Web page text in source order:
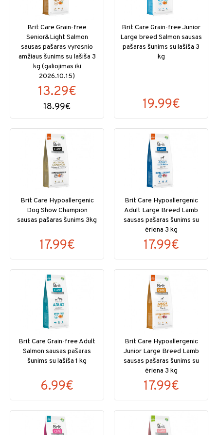
Brit Care Grain-free
Senior&Light Salmon
sausas pašaras vyresnio
amžiaus šunims su lašiša 3
kg (galiojimas iki
2026.10.15)
13.29€
18.99€
Brit Care Grain-free Junior
Large breed Salmon sausas
pašaras šunims su lašiša 3
kg
19.99€
Brit Care Hypoallergenic
Dog Show Champion
sausas pašaras šunims 3kg
17.99€
Brit Care Hypoallergenic
Adult Large Breed Lamb
sausas pašaras šunims su
ėriena 3 kg
17.99€
Brit Care Grain-free Adult
Salmon sausas pašaras
šunims su lašiša 1 kg
6.99€
Brit Care Hypoallergenic
Junior Large Breed Lamb
sausas pašaras šunims su
ėriena 3 kg
17.99€